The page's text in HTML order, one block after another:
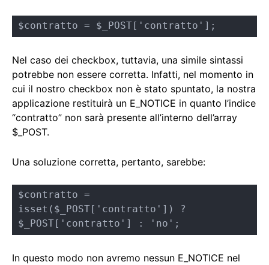
$contratto = $_POST['contratto'];
Nel caso dei checkbox, tuttavia, una simile sintassi
potrebbe non essere corretta. Infatti, nel momento in
cui il nostro checkbox non è stato spuntato, la nostra
applicazione restituirà un E_NOTICE in quanto l’indice
“contratto” non sarà presente all’interno dell’array
$_POST.
Una soluzione corretta, pertanto, sarebbe:
$contratto =
isset($_POST['contratto']) ?
$_POST['contratto'] : 'no';
In questo modo non avremo nessun E_NOTICE nel